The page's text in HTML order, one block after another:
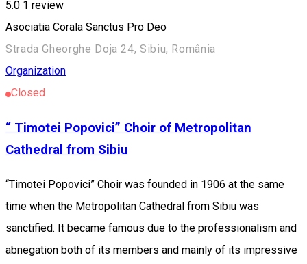
5.0 1 review
Asociatia Corala Sanctus Pro Deo
Strada Gheorghe Doja 24, Sibiu, România
Organization
Closed
“ Timotei Popovici” Choir of Metropolitan
Cathedral from Sibiu
“Timotei Popovici” Choir was founded in 1906 at the same
time when the Metropolitan Cathedral from Sibiu was
sanctified. It became famous due to the professionalism and
abnegation both of its members and mainly of its impressive